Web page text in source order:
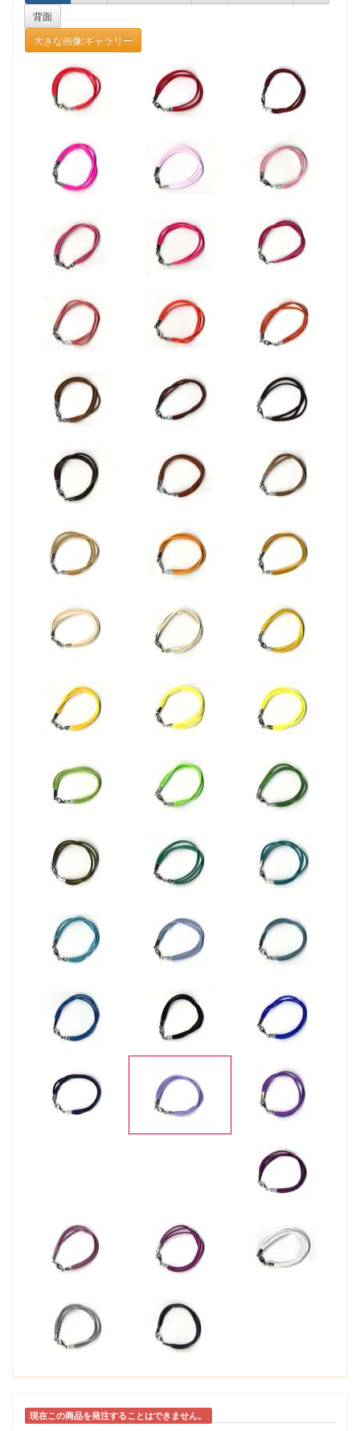
背面
大きな画像:ギャラリー
現在この商品を発注することはできません。